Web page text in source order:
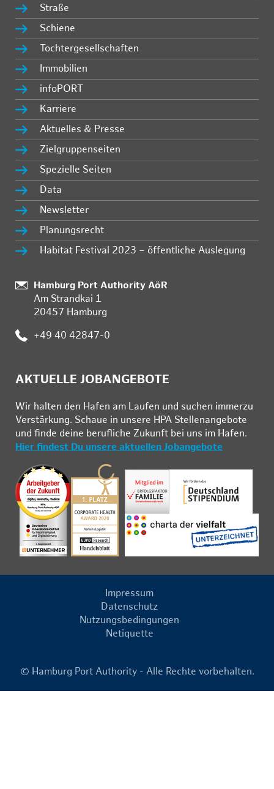
Straße
Schiene
Tochtergesellschaften
Immobilien
infoPORT
Karriere
Aktuelles & Presse
Zielgruppenseiten
Spezielle Seiten
Data
Newsletter
Planungsrecht
Habitat Festival 2023 – öffentliche Auslegung
Standort:
Hamburg Port Authority AöR
Am Strandkai 1
20457 Hamburg
Telefon:
+49 40 42847-0
AKTUELLE JOBANGEBOTE
Wir hal­ten den Ha­fen am Lau­fen und su­chen im­mer­zu
Ver­stär­kung. Schau­e in un­se­re HPA Stel­len­an­ge­bo­te
und fin­de deine be­ruf­li­che Zu­kunft bei uns im Ha­fen.
Hier findest Du unsere aktuellen Jobangebote
Impressum
Datenschutz
Nutzungsbedingungen
Netiquette
© Hamburg Port Authority - Alle Rechte vorbehalten.